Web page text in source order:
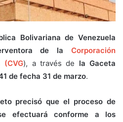
Bolivariana de Venezuela
de la Corporación
(CVG), a través de la Gaceta
de fecha 31 de marzo.
precisó que el proceso de
efectuará conforme a los